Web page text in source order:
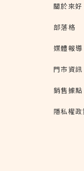
關於來好
部落格
媒體報導
門市資訊
銷售據點
隱私權政